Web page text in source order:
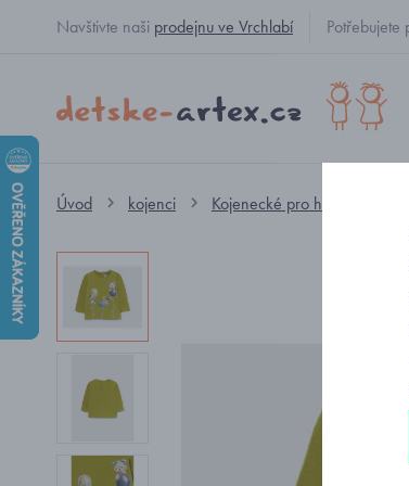
Navštivte naši prodejnu ve Vrchlabí
Úvod kojenci Kojenecké pro holčičky